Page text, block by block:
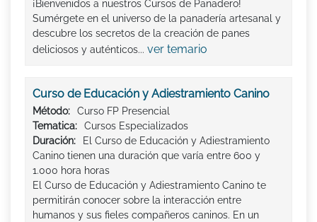
¡Bienvenidos a nuestros Cursos de Panadero!
Sumérgete en el universo de la panadería artesanal y
descubre los secretos de la creación de panes
deliciosos y auténticos... ver temario
Curso de Educación y Adiestramiento Canino
Método:
Curso FP Presencial
Tematica:
Cursos Especializados
Duración:
El Curso de Educación y Adiestramiento
Canino tienen una duración que varía entre 600 y
1.000 hora horas
El Curso de Educación y Adiestramiento Canino te
permitirán conocer sobre la interacción entre
humanos y sus fieles compañeros caninos. En un